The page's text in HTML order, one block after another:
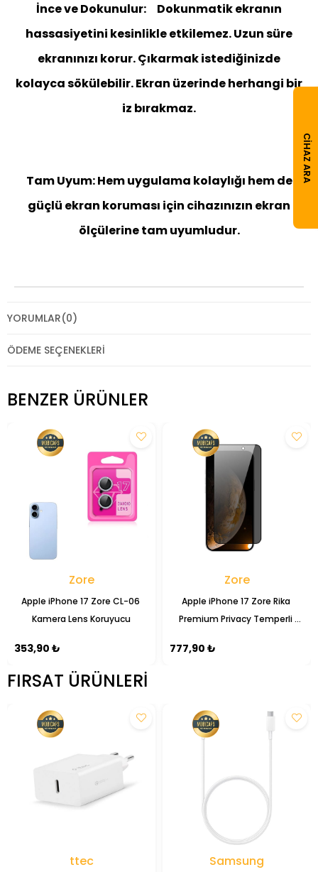
İnce ve Dokunulur: Dokunmatik ekranın
hassasiyetini kesinlikle etkilemez. Uzun süre
ekranınızı korur. Çıkarmak istediğinizde
kolayca sökülebilir. Ekran üzerinde herhangi bir
iz bırakmaz.
Tam Uyum: Hem uygulama kolaylığı hem de
güçlü ekran koruması için cihazınızın ekran
ölçülerine tam uyumludur.
YORUMLAR(0)
ÖDEME SEÇENEKLERI
BENZER ÜRÜNLER
Zore
Apple iPhone 17 Zore CL-06
Kamera Lens Koruyucu
353,90 ₺
Zore
Apple iPhone 17 Zore Rika
Premium Privacy Temperli
777,90 ₺
FIRSAT ÜRÜNLERI
ttec Samsung
CIHAZ ARA